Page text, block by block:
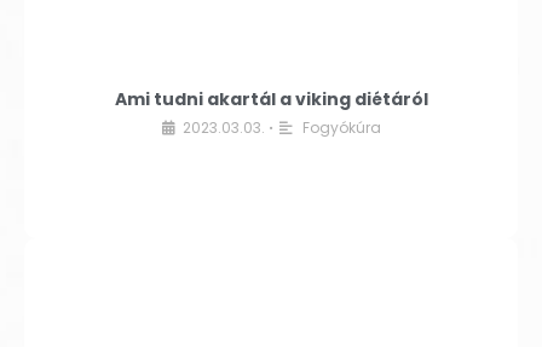
Ami tudni akartál a viking diétáról
2023.03.03. • Fogyókúra